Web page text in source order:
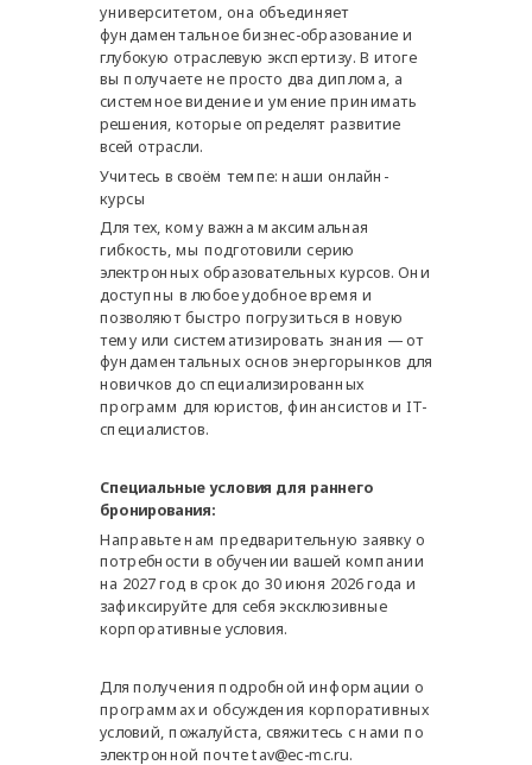
университетом, она объединяет
фундаментальное бизнес-образование и
глубокую отраслевую экспертизу. В итоге
вы получаете не просто два диплома, а
системное видение и умение принимать
решения, которые определят развитие
всей отрасли.
Учитесь в своём темпе: наши онлайн-
курсы
Для тех, кому важна максимальная
гибкость, мы подготовили серию
электронных образовательных курсов. Они
доступны в любое удобное время и
позволяют быстро погрузиться в новую
тему или систематизировать знания — от
фундаментальных основ энергорынков для
новичков до специализированных
программ для юристов, финансистов и IT-
специалистов.
Специальные условия для раннего
бронирования:
Направьте нам предварительную заявку о
потребности в обучении вашей компании
на 2027 год в срок до 30 июня 2026 года и
зафиксируйте для себя эксклюзивные
корпоративные условия.
Для получения подробной информации о
программах и обсуждения корпоративных
условий, пожалуйста, свяжитесь с нами по
электронной почте tav@ec-mc.ru.